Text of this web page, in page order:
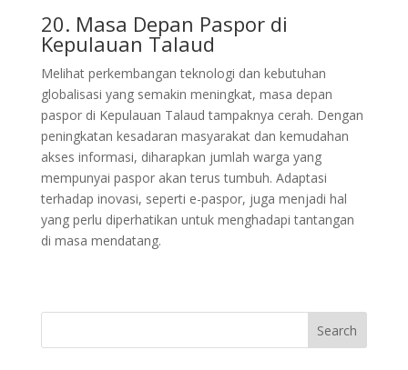
20. Masa Depan Paspor di
Kepulauan Talaud
Melihat perkembangan teknologi dan kebutuhan
globalisasi yang semakin meningkat, masa depan
paspor di Kepulauan Talaud tampaknya cerah. Dengan
peningkatan kesadaran masyarakat dan kemudahan
akses informasi, diharapkan jumlah warga yang
mempunyai paspor akan terus tumbuh. Adaptasi
terhadap inovasi, seperti e-paspor, juga menjadi hal
yang perlu diperhatikan untuk menghadapi tantangan
di masa mendatang.
Search